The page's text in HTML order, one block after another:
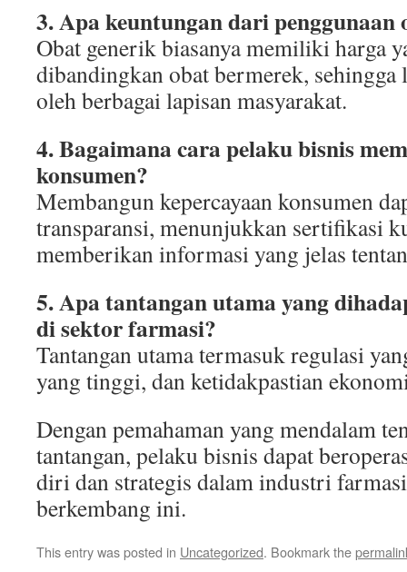
3. Apa keuntungan dari penggunaan
Obat generik biasanya memiliki harga
dibandingkan obat bermerek, sehingga
oleh berbagai lapisan masyarakat.
4. Bagaimana cara pelaku bisnis
konsumen?
Membangun kepercayaan konsumen
transparansi, menunjukkan sertifikasi
memberikan informasi yang jelas
5. Apa tantangan utama yang
di sektor farmasi?
Tantangan utama termasuk regulasi
yang tinggi, dan ketidakpastian
Dengan pemahaman yang mendalam
tantangan, pelaku bisnis dapat
diri dan strategis dalam industri
berkembang ini.
This entry was posted in Uncategorized. Bookmark the